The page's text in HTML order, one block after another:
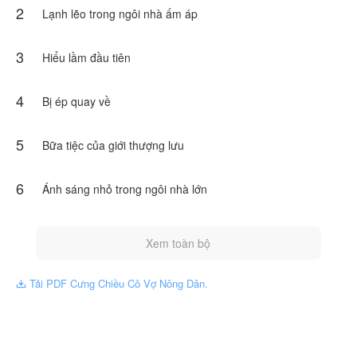
2 Lạnh lẽo trong ngôi nhà ấm áp
3 Hiểu lầm đầu tiên
4 Bị ép quay về
5 Bữa tiệc của giới thượng lưu
6 Ánh sáng nhỏ trong ngôi nhà lớn
Xem toàn bộ
 Tải PDF Cưng Chiều Cô Vợ Nông Dân.